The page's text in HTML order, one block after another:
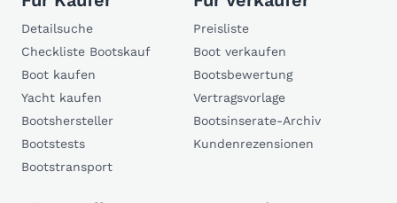
Detailsuche
Checkliste Bootskauf
Boot kaufen
Yacht kaufen
Bootshersteller
Bootstests
Bootstransport
Preisliste
Boot verkaufen
Bootsbewertung
Vertragsvorlage
Bootsinserate-Archiv
Kundenrezensionen